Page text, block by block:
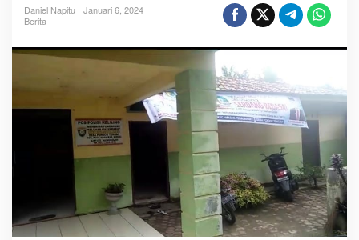
i
b
l
A
B
D
e
s
a
h
u
n
2
Daniel Napitu
Januari 6, 2024
Berita